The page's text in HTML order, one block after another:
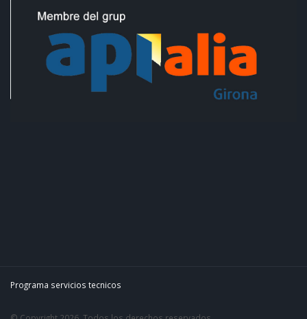
Programa servicios tecnicos